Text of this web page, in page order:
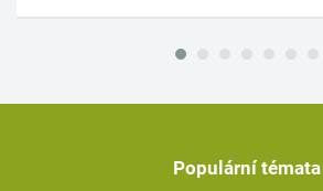
Populární témata